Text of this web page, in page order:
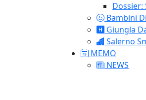
Bambini
Giungla
Salerno
MEMO
NEWS